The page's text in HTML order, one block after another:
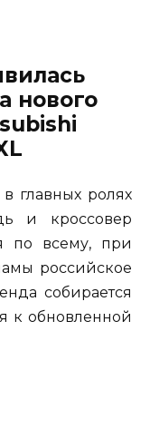
нового
главных ролях
и кроссовер
по всему, при
российское
собирается
к обновленной